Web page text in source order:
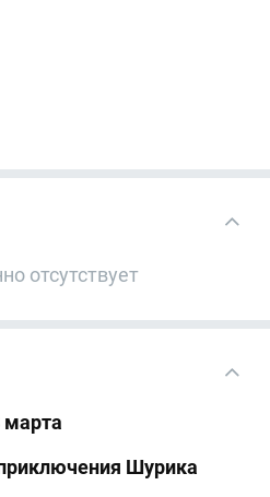
отсутствует
марта
Шурика